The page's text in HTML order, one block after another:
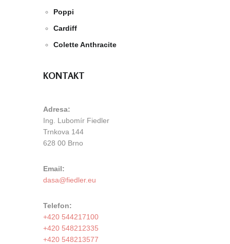
Poppi
Cardiff
Colette Anthracite
KONTAKT
Adresa:
Ing. Lubomír Fiedler
Trnkova 144
628 00 Brno
Email:
Telefon:
+420 544217100
+420 548212335
+420 548213577